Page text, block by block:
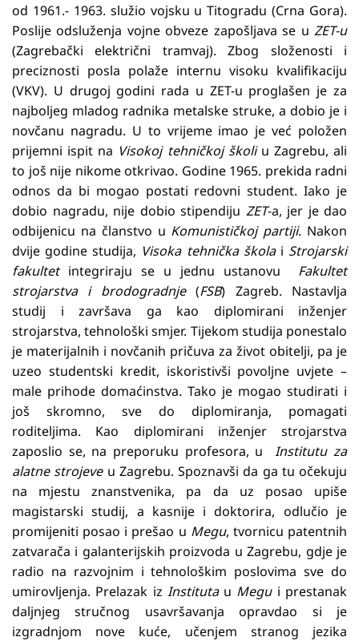
od 1961.- 1963. služio vojsku u Titogradu (Crna Gora).
Poslije odsluženja vojne obveze zapošljava se u ZET-u
(Zagrebački električni tramvaj). Zbog složenosti i
preciznosti posla polaže internu visoku kvalifikaciju
(VKV). U drugoj godini rada u ZET-u proglašen je za
najboljeg mladog radnika metalske struke, a dobio je i
novčanu nagradu. U to vrijeme imao je već položen
prijemni ispit na Visokoj tehničkoj školiu Zagrebu, ali
to još nije nikome otkrivao. Godine 1965. prekida radni
odnos da bi mogao postati redovni student. Iako je
dobio nagradu, nije dobio stipendiju ZET-a, jer je dao
odbijenicu na članstvo u Komunističkoj partiji. Nakon
dvije godine studija, Visoka tehnička školai Strojarski
fakultetintegriraju se u jednu ustanovu Fakultet
strojarstva i brodogradnje(FSB) Zagreb. Nastavlja
studij i završava ga kao diplomirani inženjer
strojarstva, tehnološki smjer. Tijekom studija ponestalo
je materijalnih i novčanih pričuva za život obitelji, pa je
uzeo studentski kredit, iskoristivši povoljne uvjete –
male prihode domaćinstva. Tako je mogao studirati i
još skromno, sve do diplomiranja, pomagati
roditeljima. Kao diplomirani inženjer strojarstva
zaposlio se, na preporuku profesora, uInstitutu za
alatne strojeveu Zagrebu. Spoznavši da ga tu očekuju
na mjestu znanstvenika, pa da uz posao upiše
magistarski studij, a kasnije i doktorira, odlučio je
promijeniti posao i prešao u Megu, tvornicu patentnih
zatvarača i galanterijskih proizvoda u Zagrebu, gdje je
radio na razvojnim i tehnološkim poslovima sve do
umirovljenja. Prelazak iz Institutau Megui prestanak
daljnjeg stručnog usavršavanja opravdao si je
izgradnjom nove kuće, učenjem stranog jezika